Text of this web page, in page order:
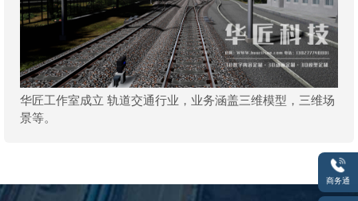
华匠工作室成立 轨道交通行业，业务涵盖三维模型，三维场
景等。
商务通